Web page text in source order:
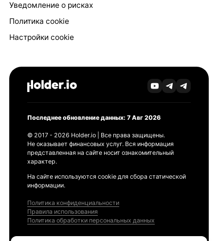
Уведомление о рисках
Политика cookie
Настройки cookie
Последнее обновление данных: 7 Авг 2026
© 2017 - 2026 Holder.io | Все права защищены.
Не оказывает финансовых услуг. Вся информация
представленная на сайте носит ознакомительный
характер.
На сайте используются cookie для сбора статической
информации.
Политика конфиденциальности
Правила использования
Политика обработки персональных данных